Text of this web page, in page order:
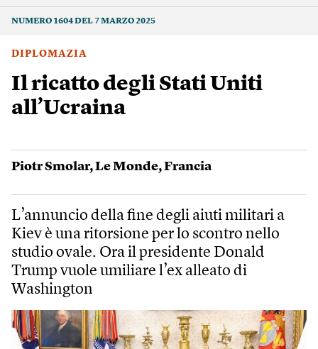
NUMERO 1604 DEL 7 MARZO 2025
DIPLOMAZIA
Il ricatto degli Stati Uniti
all’Ucraina
Piotr Smolar,Le Monde,Francia
L’annuncio della fine degli aiuti militari a
Kiev è una ritorsione per lo scontro nello
studio ovale. Ora il presidente Donald
Trump vuole umiliare l’ex alleato di
Washington